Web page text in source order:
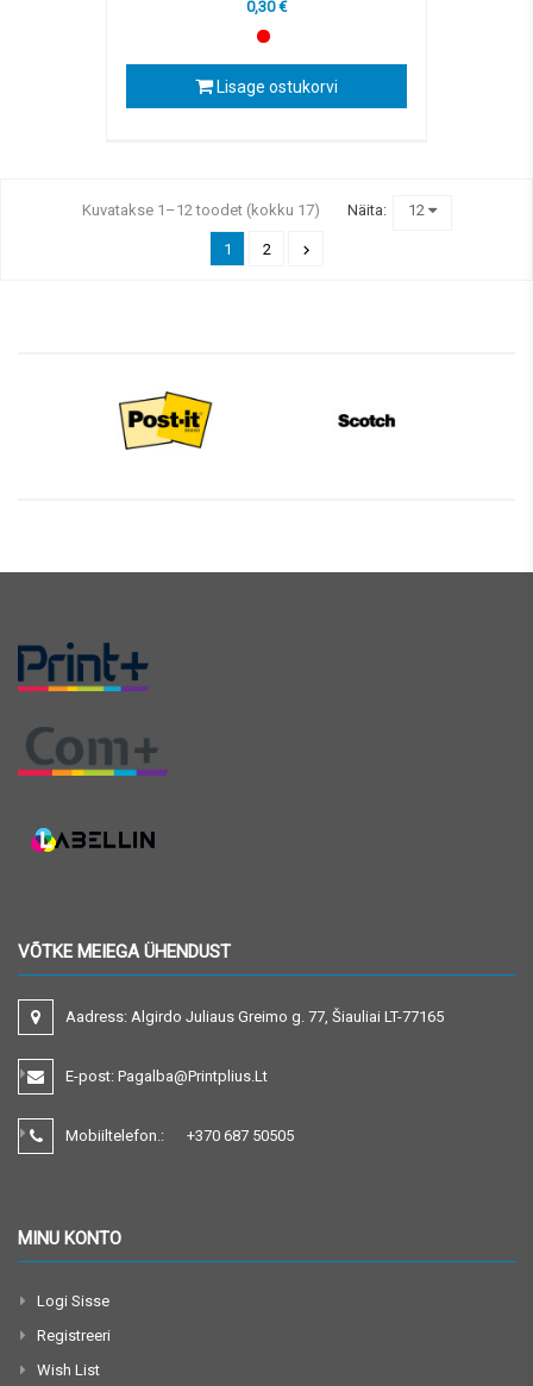
0,30 €
Lisage ostukorvi
Kuvatakse 1–12 toodet (kokku 17) Näita: 12
1 2 
VÕTKE MEIEGA ÜHENDUST
Aadress: Algirdo Juliaus Greimo g. 77, Šiauliai LT-77165
E-post: Pagalba@printplius.lt
Mobiiltelefon.: +370 687 50505
MINU KONTO
Logi Sisse
Registreeri
Wish List